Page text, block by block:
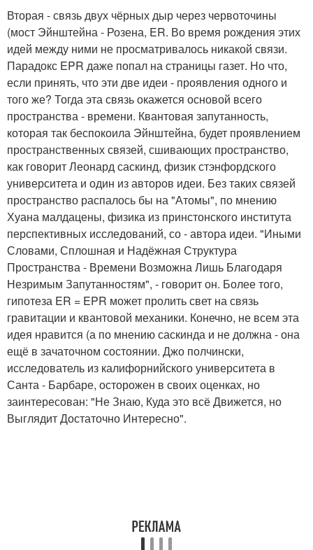
Вторая - связь двух чёрных дыр через червоточины
(мост Эйнштейна - Розена, ER. Во время рождения этих
идей между ними не просматривалось никакой связи.
Парадокс EPR даже попал на страницы газет. Но что,
если принять, что эти две идеи - проявления одного и
того же? Тогда эта связь окажется основой всего
пространства - времени. Квантовая запутанность,
которая так беспокоила Эйнштейна, будет проявлением
пространственных связей, сшивающих пространство,
как говорит Леонард саскинд, физик стэнфордского
университета и один из авторов идеи. Без таких связей
пространство распалось бы на "Атомы", по мнению
Хуана малдацены, физика из принстонского института
перспективных исследований, со - автора идеи. "Иными
Словами, Сплошная и Надёжная Структура
Пространства - Времени Возможна Лишь Благодаря
Незримым Запутанностям", - говорит он. Более того,
гипотеза ER = EPR может пролить свет на связь
гравитации и квантовой механики. Конечно, не всем эта
идея нравится (а по мнению саскинда и не должна - она
ещё в зачаточном состоянии. Джо полчински,
исследователь из калифорнийского университета в
Санта - Барбаре, осторожен в своих оценках, но
заинтересован: "Не Знаю, Куда это всё Движется, но
Выглядит Достаточно Интересно".